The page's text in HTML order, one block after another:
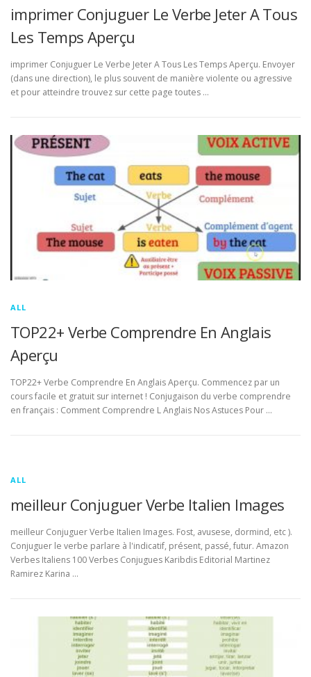
imprimer Conjuguer Le Verbe Jeter A Tous
Les Temps Aperçu
imprimer Conjuguer Le Verbe Jeter A Tous Les Temps Aperçu. Envoyer
(dans une direction), le plus souvent de manière violente ou agressive
et pour atteindre trouvez sur cette page toutes …
ALL
TOP22+ Verbe Comprendre En Anglais
Aperçu
TOP22+ Verbe Comprendre En Anglais Aperçu. Commencez par un
cours facile et gratuit sur internet ! Conjugaison du verbe comprendre
en français : Comment Comprendre L Anglais Nos Astuces Pour …
ALL
meilleur Conjuguer Verbe Italien Images
meilleur Conjuguer Verbe Italien Images. Fost, avusese, dormind, etc ).
Conjuguer le verbe parlare à l'indicatif, présent, passé, futur. Amazon
Verbes Italiens 100 Verbes Conjugues Karibdis Editorial Martinez
Ramirez Karina …